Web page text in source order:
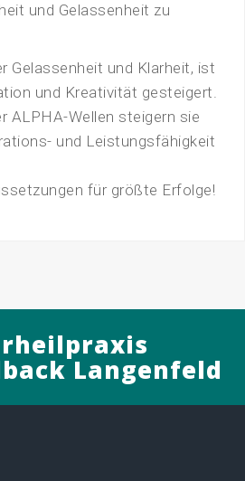
und Gelassenheit zu
Gelassenheit und Klarheit, ist
und Kreativität gesteigert.
ALPHA-Wellen steigern sie
und Leistungsfähigkeit
für größte Erfolge!
Langenfeld